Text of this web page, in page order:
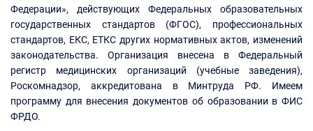
Федерации», действующих Федеральных образовательных
государственных стандартов (ФГОС), профессиональных
стандартов, ЕКС, ЕТКС других нормативных актов, изменений
законодательства. Организация внесена в Федеральный
регистр медицинских организаций (учебные заведения),
Роскомнадзор, аккредитована в Минтруда РФ. Имеем
программу для внесения документов об образовании в ФИС
ФРДО.